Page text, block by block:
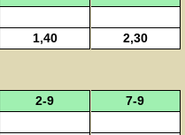
1,40 2,30
2-9
7-9